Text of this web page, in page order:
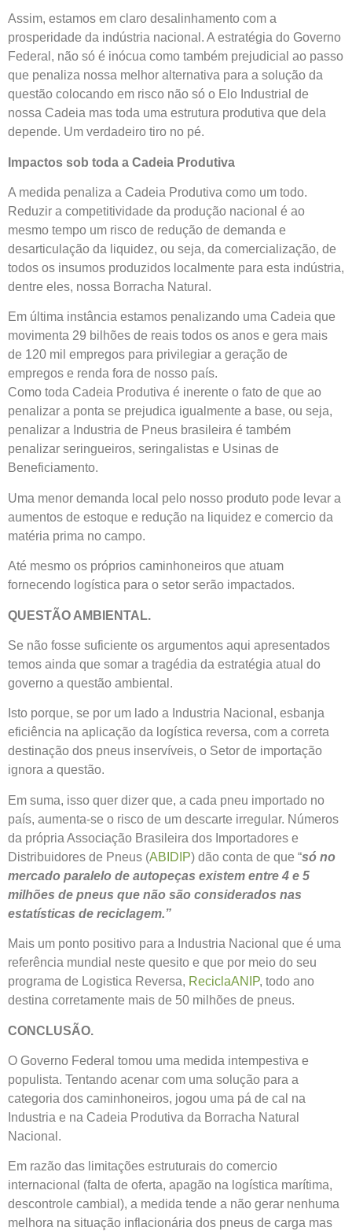
Assim, estamos em claro desalinhamento com a
prosperidade da indústria nacional. A estratégia do Governo
Federal, não só é inócua como também prejudicial ao passo
que penaliza nossa melhor alternativa para a solução da
questão colocando em risco não só o Elo Industrial de
nossa Cadeia mas toda uma estrutura produtiva que dela
depende. Um verdadeiro tiro no pé.
Impactos sob toda a Cadeia Produtiva
A medida penaliza a Cadeia Produtiva como um todo.
Reduzir a competitividade da produção nacional é ao
mesmo tempo um risco de redução de demanda e
desarticulação da liquidez, ou seja, da comercialização, de
todos os insumos produzidos localmente para esta indústria,
dentre eles, nossa Borracha Natural.
Em última instância estamos penalizando uma Cadeia que
movimenta 29 bilhões de reais todos os anos e gera mais
de 120 mil empregos para privilegiar a geração de
empregos e renda fora de nosso país.
Como toda Cadeia Produtiva é inerente o fato de que ao
penalizar a ponta se prejudica igualmente a base, ou seja,
penalizar a Industria de Pneus brasileira é também
penalizar seringueiros, seringalistas e Usinas de
Beneficiamento.
Uma menor demanda local pelo nosso produto pode levar a
aumentos de estoque e redução na liquidez e comercio da
matéria prima no campo.
Até mesmo os próprios caminhoneiros que atuam
fornecendo logística para o setor serão impactados.
QUESTÃO AMBIENTAL.
Se não fosse suficiente os argumentos aqui apresentados
temos ainda que somar a tragédia da estratégia atual do
governo a questão ambiental.
Isto porque, se por um lado a Industria Nacional, esbanja
eficiência na aplicação da logística reversa, com a correta
destinação dos pneus inservíveis, o Setor de importação
ignora a questão.
Em suma, isso quer dizer que, a cada pneu importado no
país, aumenta-se o risco de um descarte irregular. Números
da própria Associação Brasileira dos Importadores e
Distribuidores de Pneus (ABIDIP) dão conta de que “só no
mercado paralelo de autopeças existem entre 4 e 5
milhões de pneus que não são considerados nas
estatísticas de reciclagem.”
Mais um ponto positivo para a Industria Nacional que é uma
referência mundial neste quesito e que por meio do seu
programa de Logistica Reversa, ReciclaANIP, todo ano
destina corretamente mais de 50 milhões de pneus.
CONCLUSÃO.
O Governo Federal tomou uma medida intempestiva e
populista. Tentando acenar com uma solução para a
categoria dos caminhoneiros, jogou uma pá de cal na
Industria e na Cadeia Produtiva da Borracha Natural
Nacional.
Em razão das limitações estruturais do comercio
internacional (falta de oferta, apagão na logística marítima,
descontrole cambial), a medida tende a não gerar nenhuma
melhora na situação inflacionária dos pneus de carga mas